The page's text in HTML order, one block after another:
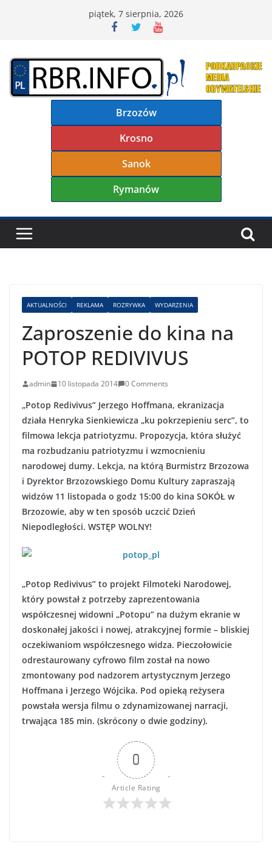
piątek, 7 sierpnia, 2026
Brzozów
Krosno
Sanok
Rymanów
AKTUALNOŚCI REKLAMA ROZRYWKA WYDARZENIA
Zaproszenie do kina na
POTOP REDIVIVUS
admin 10 listopada 2014 0 Comments
„Potop Redivivus” Jerzego Hoffmana, ekranizacja
działa Henryka Sienkiewicza „ku pokrzepieniu serc”, to
filmowa lekcja patriotyzmu. Propozycja, która służyć
ma rozbudzaniu patriotyzmu i wzmocnieniu
narodowej dumy. Lekcja, na którą Burmistrz Brzozowa
i Dyrektor Brzozowskiego Domu Kultury zapraszają
widzów 11 listopada o godz 15:00 do kina SOKÓŁ w
Brzozowie, aby w ten sposób uczcić Dzień
Niepodległości. WSTĘP WOLNY!
„Potop Redivivus” to projekt Filmoteki Narodowej,
który powstał z potrzeby zaprezentowania
współczesnej widowni „Potopu” na dużym ekranie w
doskonałej jakości i nowej, atrakcyjnej formie – bliskiej
oczekiwaniom współczesnego widza. Pieczołowicie
odrestaurowany cyfrowo film został na nowo
zmontowany pod nadzorem artystycznym Jerzego
Hoffmana i Jerzego Wójcika. Pod opieką reżysera
powstała wersja filmu o zdynamizowanej narracji,
trwająca 185 min. (skrócony o dwie godziny).
0
Article Rating